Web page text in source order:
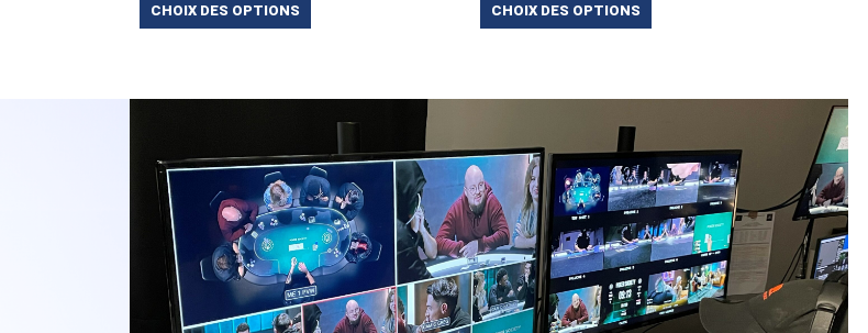
CHOIX DES OPTIONS CHOIX DES OPTIONS